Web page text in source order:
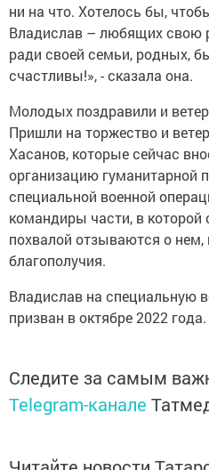
ни на что. Хотелось бы,
Владислав – любящих свою
ради своей семьи, родных,
счастливы!», - сказала она.
Молодых поздравили и
Пришли на торжество и
Хасанов, которые сейчас
организацию гуманитарной
специальной военной
командиры части, в которой
похвалой отзываются о
благополучия.
Владислав на специальную
призван в октябре 2022 года.
Следите за самым
Telegram-канале